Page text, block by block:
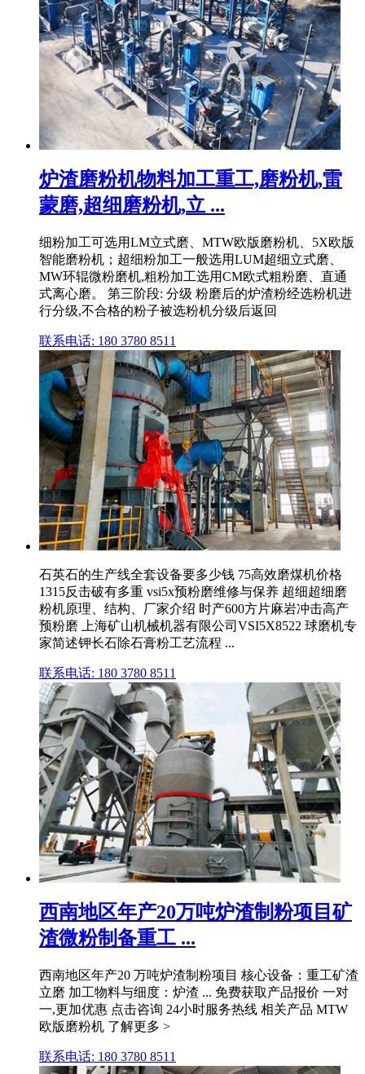
炉渣磨粉机物料加工重工,磨粉机,雷
蒙磨,超细磨粉机,立 ...
细粉加工可选用LM立式磨、MTW欧版磨粉机、5X欧版
智能磨粉机；超细粉加工一般选用LUM超细立式磨、
MW环辊微粉磨机,粗粉加工选用CM欧式粗粉磨、直通
式离心磨。 第三阶段: 分级 粉磨后的炉渣粉经选粉机进
行分级,不合格的粉子被选粉机分级后返回
联系电话: 180 3780 8511
石英石的生产线全套设备要多少钱 75高效磨煤机价格
1315反击破有多重 vsi5x预粉磨维修与保养 超细超细磨
粉机原理、结构、厂家介绍 时产600方片麻岩冲击高产
预粉磨 上海矿山机械机器有限公司VSI5X8522 球磨机专
家简述钾长石除石膏粉工艺流程 ...
联系电话: 180 3780 8511
西南地区年产20万吨炉渣制粉项目矿
渣微粉制备重工 ...
西南地区年产20 万吨炉渣制粉项目 核心设备：重工矿渣
立磨 加工物料与细度：炉渣 ... 免费获取产品报价 一对
一,更加优惠 点击咨询 24小时服务热线 相关产品 MTW
欧版磨粉机 了解更多 >
联系电话: 180 3780 8511